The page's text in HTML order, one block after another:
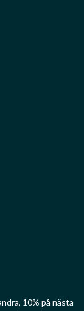
10% på nästa